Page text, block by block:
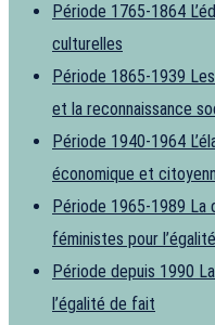
Période 1765-1864
culturelles
Période 1865-1939
et la reconnaissance
Période 1940-1964
économique et
Période 1965-1989 La
féministes pour l’égalité
Période depuis 1990
l’égalité de fait